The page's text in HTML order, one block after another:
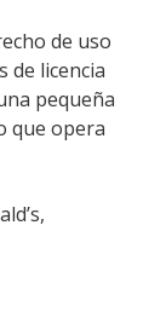
de uso
de licencia
pequeña
que opera